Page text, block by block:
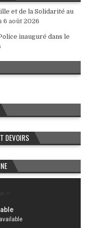
et de la Solidarité au
6 août 2026
inauguré dans le
DEVOIRS